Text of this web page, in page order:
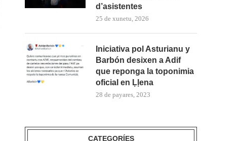
La Guerra Civil protagoniza
d’asistentes
25 de xunetu, 2026
Iniciativa pol Asturianu y
Barbón desixen a Adif
que reponga la toponimia
oficial en Ḷḷena
28 de payares, 2023
CATEGORÍES